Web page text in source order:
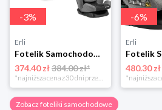
-3%
Erli
Fotelik Samochodowy Dziecięcy Podróżny 40-150cm Sesttino Secure Pro 0-36kg
374.40 zł384.00 zł*
*najniższa cena z 30 dni przed obniżką
-6%
Erli
480.30 zł
Zobacz foteliki samochodowe